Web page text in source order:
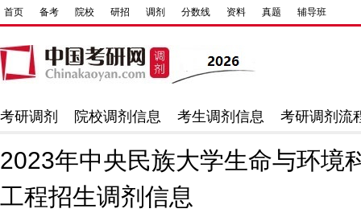
首页 备考 院校 研招 调剂 分数线 资料 真题 辅导班
考研调剂 院校调剂信息 考生调剂信息 考研调剂流
2023年中央民族大学生命与环境
工程招生调剂信息